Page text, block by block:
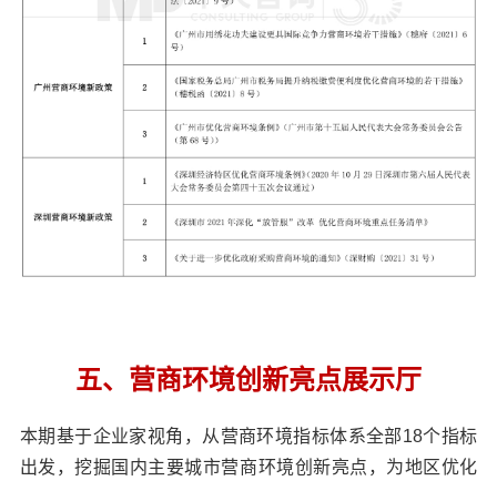
五、营商环境创新亮点展示厅
本期基于企业家视角，从营商环境指标体系全部18个指标
出发，挖掘国内主要城市营商环境创新亮点，为地区优化